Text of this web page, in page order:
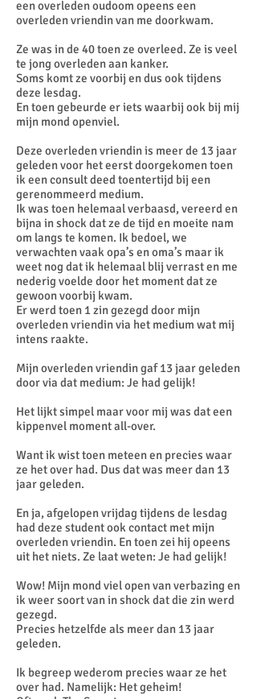
een overleden oudoom opeens een
overleden vriendin van me doorkwam.
Ze was in de 40 toen ze overleed. Ze is veel
te jong overleden aan kanker.
Soms komt ze voorbij en dus ook tijdens
deze lesdag.
En toen gebeurde er iets waarbij ook bij mij
mijn mond openviel.
Deze overleden vriendin is meer de 13 jaar
geleden voor het eerst doorgekomen toen
ik een consult deed toentertijd bij een
gerenommeerd medium.
Ik was toen helemaal verbaasd, vereerd en
bijna in shock dat ze de tijd en moeite nam
om langs te komen. Ik bedoel, we
verwachten vaak opa’s en oma’s maar ik
weet nog dat ik helemaal blij verrast en me
nederig voelde door het moment dat ze
gewoon voorbij kwam.
Er werd toen 1 zin gezegd door mijn
overleden vriendin via het medium wat mij
intens raakte.
Mijn overleden vriendin gaf 13 jaar geleden
door via dat medium: Je had gelijk!
Het lijkt simpel maar voor mij was dat een
kippenvel moment all-over.
Want ik wist toen meteen en precies waar
ze het over had. Dus dat was meer dan 13
jaar geleden.
En ja, afgelopen vrijdag tijdens de lesdag
had deze student ook contact met mijn
overleden vriendin. En toen zei hij opeens
uit het niets. Ze laat weten: Je had gelijk!
Wow! Mijn mond viel open van verbazing en
ik weer soort van in shock dat die zin werd
gezegd.
Precies hetzelfde als meer dan 13 jaar
geleden.
Ik begreep wederom precies waar ze het
over had. Namelijk: Het geheim!